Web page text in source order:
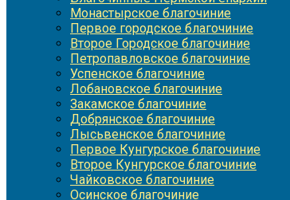
Монастырское благочиние
Первое городское благочиние
Второе Городское благочиние
Петропавловское благочиние
Успенское благочиние
Лобановское благочиние
Закамское благочиние
Добрянское благочиние
Лысьвенское благочиние
Первое Кунгурское благочиние
Второе Кунгурское благочиние
Чайковское благочиние
Осинское благочиние